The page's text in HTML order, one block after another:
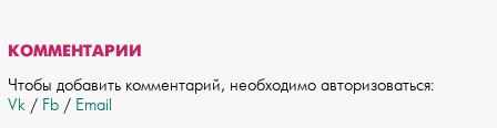
КОММЕНТАРИИ
Чтобы добавить комментарий, необходимо авторизоваться:
Vk / Fb / Email